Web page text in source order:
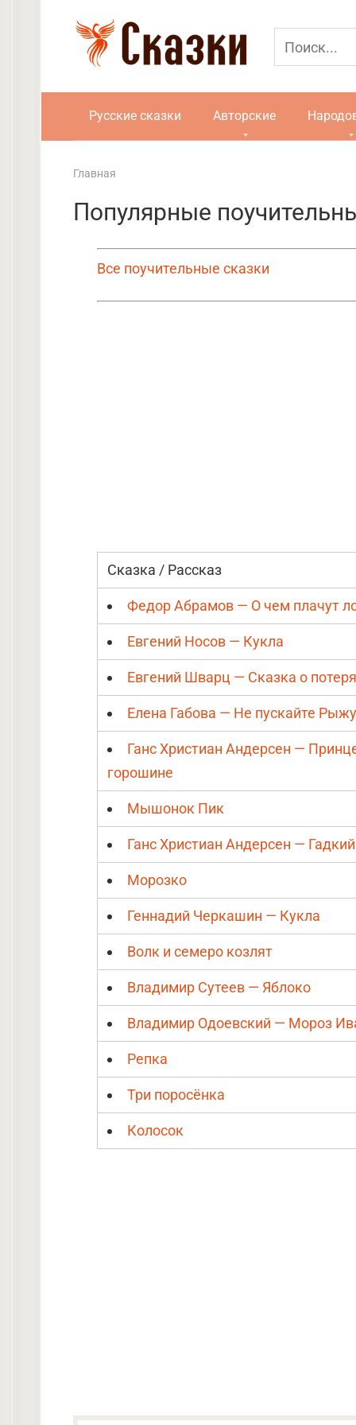
Русские сказки Авторские
Главная
Популярные
Все поучительные сказки
Сказка / Рассказ
Федор Абрамов — О чем плачут
Евгений Носов — Кукла
Евгений Шварц — Сказка о
Елена Габова — Не пускайте
Ганс Христиан Андерсен —
горошине
Мышонок Пик
Ганс Христиан Андерсен —
Морозко
Геннадий Черкашин — Кукла
Волк и семеро козлят
Владимир Сутеев — Яблоко
Владимир Одоевский — Мороз
Репка
Три поросёнка
Колосок